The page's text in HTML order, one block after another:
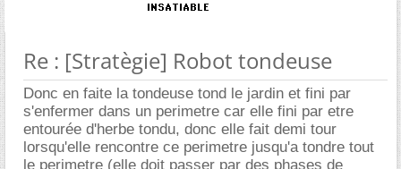
Re : [Stratègie] Robot tondeuse
Donc en faite la tondeuse tond le jardin et fini par
s'enfermer dans un perimetre car elle fini par etre
entourée d'herbe tondu, donc elle fait demi tour
lorsqu'elle rencontre ce perimetre jusqu'a tondre tout
le perimetre (elle doit passer par des phases de